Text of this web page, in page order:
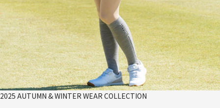
2025 AUTUMN & WINTER WEAR COLLECTION